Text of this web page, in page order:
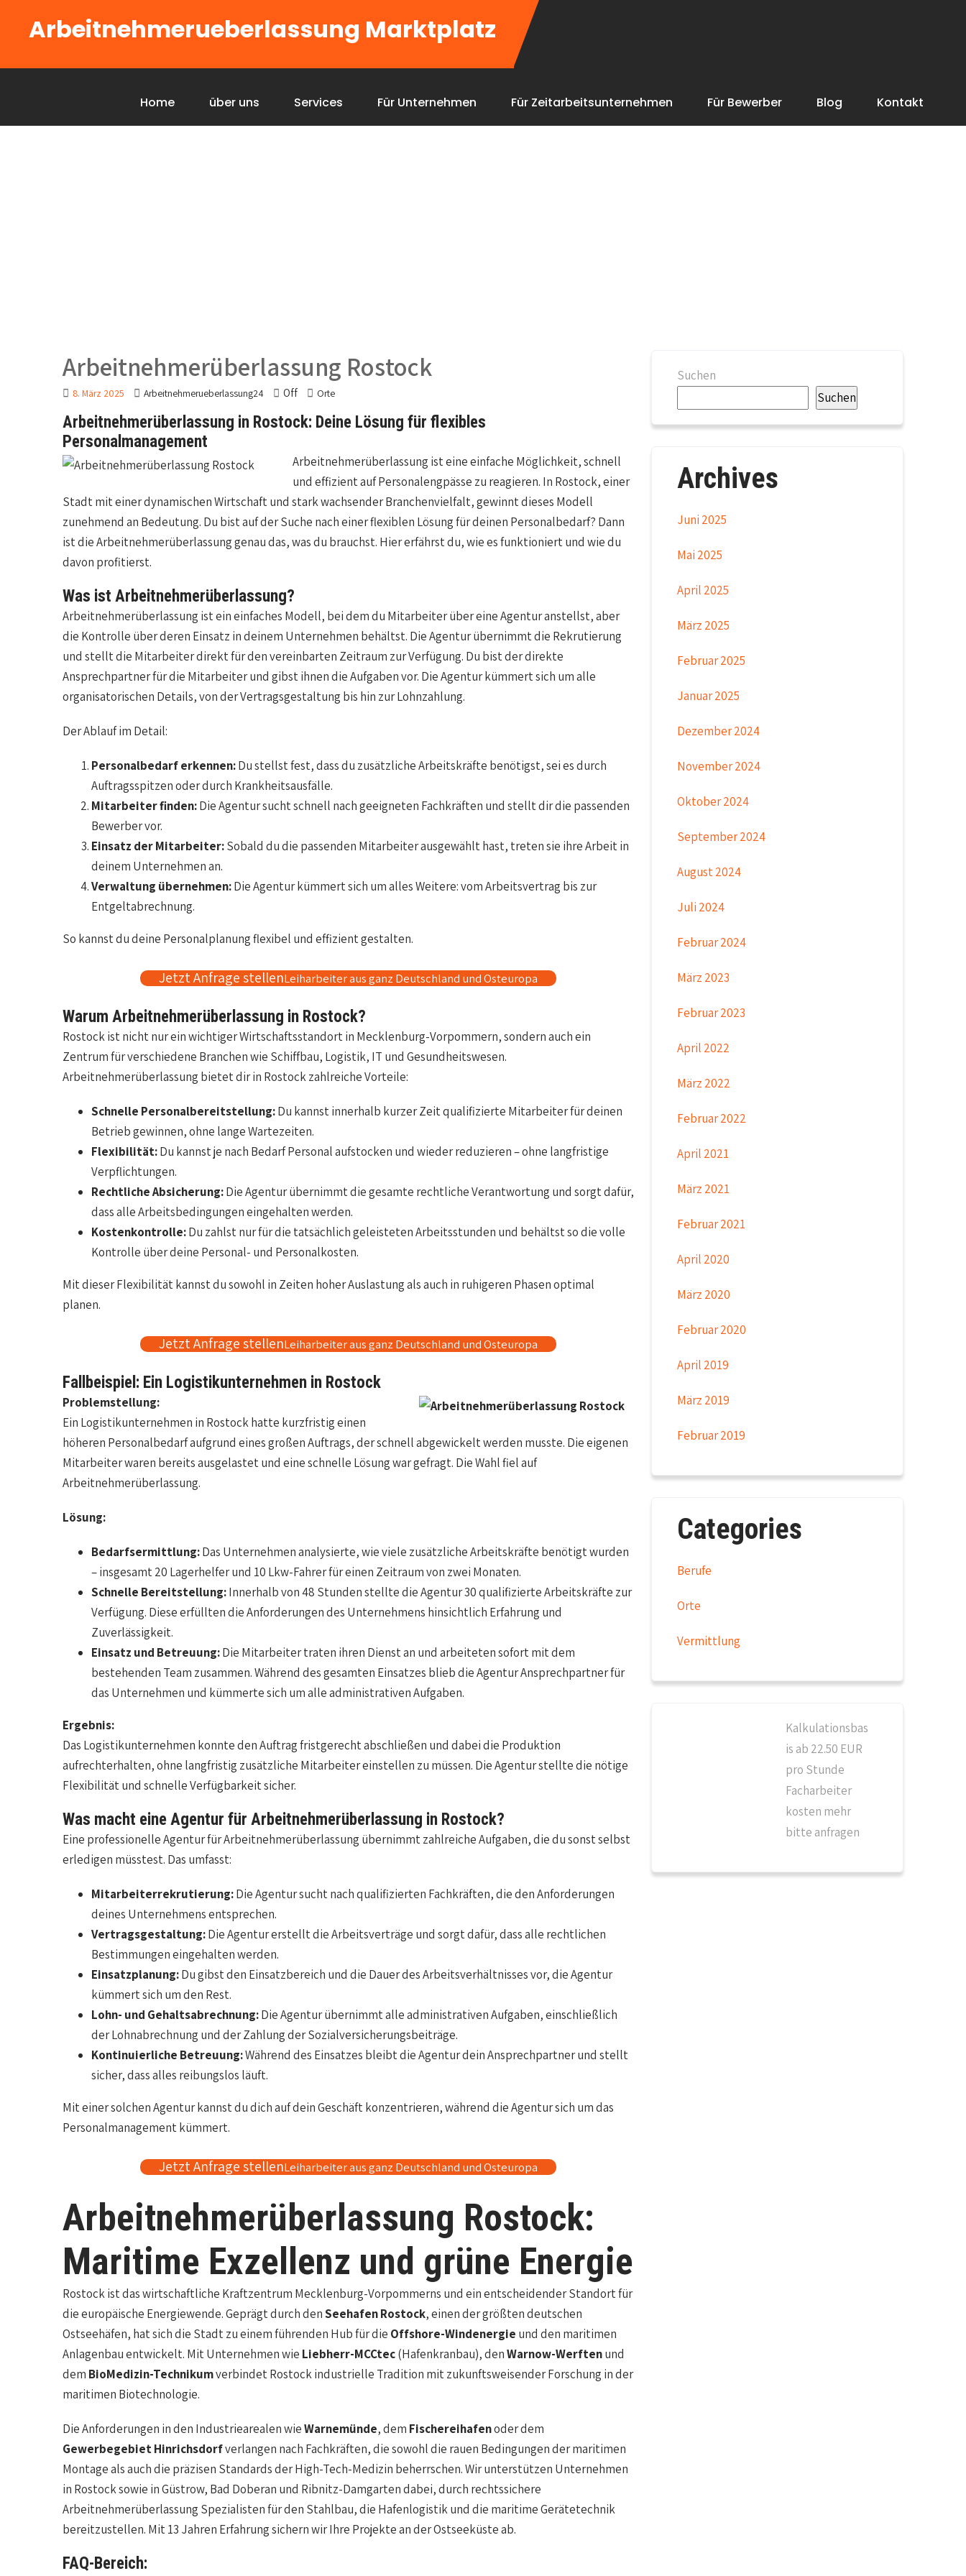
Arbeitnehmerueberlassung Marktplatz
Home über uns Services Für Unternehmen Für Zeitarbeitsunternehmen Für Bewerber Blog Kontakt
Arbeitnehmerüberlassung Rostock
8. März 2025 Arbeitnehmerueberlassung24 Off Orte
Arbeitnehmerüberlassung in Rostock: Deine Lösung für flexibles
Personalmanagement
Arbeitnehmerüberlassung ist eine einfache Möglichkeit, schnell
und effizient auf Personalengpässe zu reagieren. In Rostock, einer
Stadt mit einer dynamischen Wirtschaft und stark wachsender Branchenvielfalt, gewinnt dieses Modell
zunehmend an Bedeutung. Du bist auf der Suche nach einer flexiblen Lösung für deinen Personalbedarf? Dann
ist die Arbeitnehmerüberlassung genau das, was du brauchst. Hier erfährst du, wie es funktioniert und wie du
davon profitierst.
Was ist Arbeitnehmerüberlassung?
Arbeitnehmerüberlassung ist ein einfaches Modell, bei dem du Mitarbeiter über eine Agentur anstellst, aber
die Kontrolle über deren Einsatz in deinem Unternehmen behältst. Die Agentur übernimmt die Rekrutierung
und stellt die Mitarbeiter direkt für den vereinbarten Zeitraum zur Verfügung. Du bist der direkte
Ansprechpartner für die Mitarbeiter und gibst ihnen die Aufgaben vor. Die Agentur kümmert sich um alle
organisatorischen Details, von der Vertragsgestaltung bis hin zur Lohnzahlung.
Der Ablauf im Detail:
Personalbedarf erkennen:Du stellst fest, dass du zusätzliche Arbeitskräfte benötigst, sei es durch
Auftragsspitzen oder durch Krankheitsausfälle.
Mitarbeiter finden:Die Agentur sucht schnell nach geeigneten Fachkräften und stellt dir die passenden
Bewerber vor.
Einsatz der Mitarbeiter:Sobald du die passenden Mitarbeiter ausgewählt hast, treten sie ihre Arbeit in
deinem Unternehmen an.
Verwaltung übernehmen:Die Agentur kümmert sich um alles Weitere: vom Arbeitsvertrag bis zur
Entgeltabrechnung.
So kannst du deine Personalplanung flexibel und effizient gestalten.
Jetzt Anfrage stellenLeiharbeiter aus ganz Deutschland und Osteuropa
Warum Arbeitnehmerüberlassung in Rostock?
Rostock ist nicht nur ein wichtiger Wirtschaftsstandort in Mecklenburg-Vorpommern, sondern auch ein
Zentrum für verschiedene Branchen wie Schiffbau, Logistik, IT und Gesundheitswesen.
Arbeitnehmerüberlassung bietet dir in Rostock zahlreiche Vorteile:
Schnelle Personalbereitstellung:Du kannst innerhalb kurzer Zeit qualifizierte Mitarbeiter für deinen
Betrieb gewinnen, ohne lange Wartezeiten.
Flexibilität:Du kannst je nach Bedarf Personal aufstocken und wieder reduzieren – ohne langfristige
Verpflichtungen.
Rechtliche Absicherung:Die Agentur übernimmt die gesamte rechtliche Verantwortung und sorgt dafür,
dass alle Arbeitsbedingungen eingehalten werden.
Kostenkontrolle:Du zahlst nur für die tatsächlich geleisteten Arbeitsstunden und behältst so die volle
Kontrolle über deine Personal- und Personalkosten.
Mit dieser Flexibilität kannst du sowohl in Zeiten hoher Auslastung als auch in ruhigeren Phasen optimal
planen.
Jetzt Anfrage stellenLeiharbeiter aus ganz Deutschland und Osteuropa
Fallbeispiel: Ein Logistikunternehmen in Rostock
Problemstellung:
Ein Logistikunternehmen in Rostock hatte kurzfristig einen
höheren Personalbedarf aufgrund eines großen Auftrags, der schnell abgewickelt werden musste. Die eigenen
Mitarbeiter waren bereits ausgelastet und eine schnelle Lösung war gefragt. Die Wahl fiel auf
Arbeitnehmerüberlassung.
Lösung:
Bedarfsermittlung:Das Unternehmen analysierte, wie viele zusätzliche Arbeitskräfte benötigt wurden
– insgesamt 20 Lagerhelfer und 10 Lkw-Fahrer für einen Zeitraum von zwei Monaten.
Schnelle Bereitstellung:Innerhalb von 48 Stunden stellte die Agentur 30 qualifizierte Arbeitskräfte zur
Verfügung. Diese erfüllten die Anforderungen des Unternehmens hinsichtlich Erfahrung und
Zuverlässigkeit.
Einsatz und Betreuung:Die Mitarbeiter traten ihren Dienst an und arbeiteten sofort mit dem
bestehenden Team zusammen. Während des gesamten Einsatzes blieb die Agentur Ansprechpartner für
das Unternehmen und kümmerte sich um alle administrativen Aufgaben.
Ergebnis:
Das Logistikunternehmen konnte den Auftrag fristgerecht abschließen und dabei die Produktion
aufrechterhalten, ohne langfristig zusätzliche Mitarbeiter einstellen zu müssen. Die Agentur stellte die nötige
Flexibilität und schnelle Verfügbarkeit sicher.
Was macht eine Agentur für Arbeitnehmerüberlassung in Rostock?
Eine professionelle Agentur für Arbeitnehmerüberlassung übernimmt zahlreiche Aufgaben, die du sonst selbst
erledigen müsstest. Das umfasst:
Mitarbeiterrekrutierung:Die Agentur sucht nach qualifizierten Fachkräften, die den Anforderungen
deines Unternehmens entsprechen.
Vertragsgestaltung:Die Agentur erstellt die Arbeitsverträge und sorgt dafür, dass alle rechtlichen
Bestimmungen eingehalten werden.
Einsatzplanung:Du gibst den Einsatzbereich und die Dauer des Arbeitsverhältnisses vor, die Agentur
kümmert sich um den Rest.
Lohn- und Gehaltsabrechnung:Die Agentur übernimmt alle administrativen Aufgaben, einschließlich
der Lohnabrechnung und der Zahlung der Sozialversicherungsbeiträge.
Kontinuierliche Betreuung:Während des Einsatzes bleibt die Agentur dein Ansprechpartner und stellt
sicher, dass alles reibungslos läuft.
Mit einer solchen Agentur kannst du dich auf dein Geschäft konzentrieren, während die Agentur sich um das
Personalmanagement kümmert.
Jetzt Anfrage stellenLeiharbeiter aus ganz Deutschland und Osteuropa
Arbeitnehmerüberlassung Rostock:
Maritime Exzellenz und grüne Energie
Rostock ist das wirtschaftliche Kraftzentrum Mecklenburg-Vorpommerns und ein entscheidender Standort für
die europäische Energiewende. Geprägt durch denSeehafen Rostock, einen der größten deutschen
Ostseehäfen, hat sich die Stadt zu einem führenden Hub für die Offshore-Windenergie und den maritimen
Anlagenbau entwickelt. Mit Unternehmen wie Liebherr-MCCtec(Hafenkranbau), denWarnow-Werftenund
dem BioMedizin-Technikumverbindet Rostock industrielle Tradition mit zukunftsweisender Forschung in der
maritimen Biotechnologie.
Die Anforderungen in den Industriearealen wieWarnemünde, dem Fischereihafenoder dem
Gewerbegebiet Hinrichsdorfverlangen nach Fachkräften, die sowohl die rauen Bedingungen der maritimen
Montage als auch die präzisen Standards der High-Tech-Medizin beherrschen. Wir unterstützen Unternehmen
in Rostock sowie in Güstrow, Bad Doberan und Ribnitz-Damgarten dabei, durch rechtssichere
Arbeitnehmerüberlassung Spezialisten für den Stahlbau, die Hafenlogistik und die maritime Gerätetechnik
bereitzustellen. Mit 13 Jahren Erfahrung sichern wir Ihre Projekte an der Ostseeküste ab.
FAQ-Bereich:
Suchen
Suchen
Archives
Juni 2025
Mai 2025
April 2025
März 2025
Februar 2025
Januar 2025
Dezember 2024
November 2024
Oktober 2024
September 2024
August 2024
Juli 2024
Februar 2024
März 2023
Februar 2023
April 2022
März 2022
Februar 2022
April 2021
März 2021
Februar 2021
April 2020
März 2020
Februar 2020
April 2019
März 2019
Februar 2019
Categories
Berufe
Orte
Vermittlung
Kalkulationsbas
is ab 22.50 EUR
pro Stunde
Facharbeiter
kosten mehr
bitte anfragen